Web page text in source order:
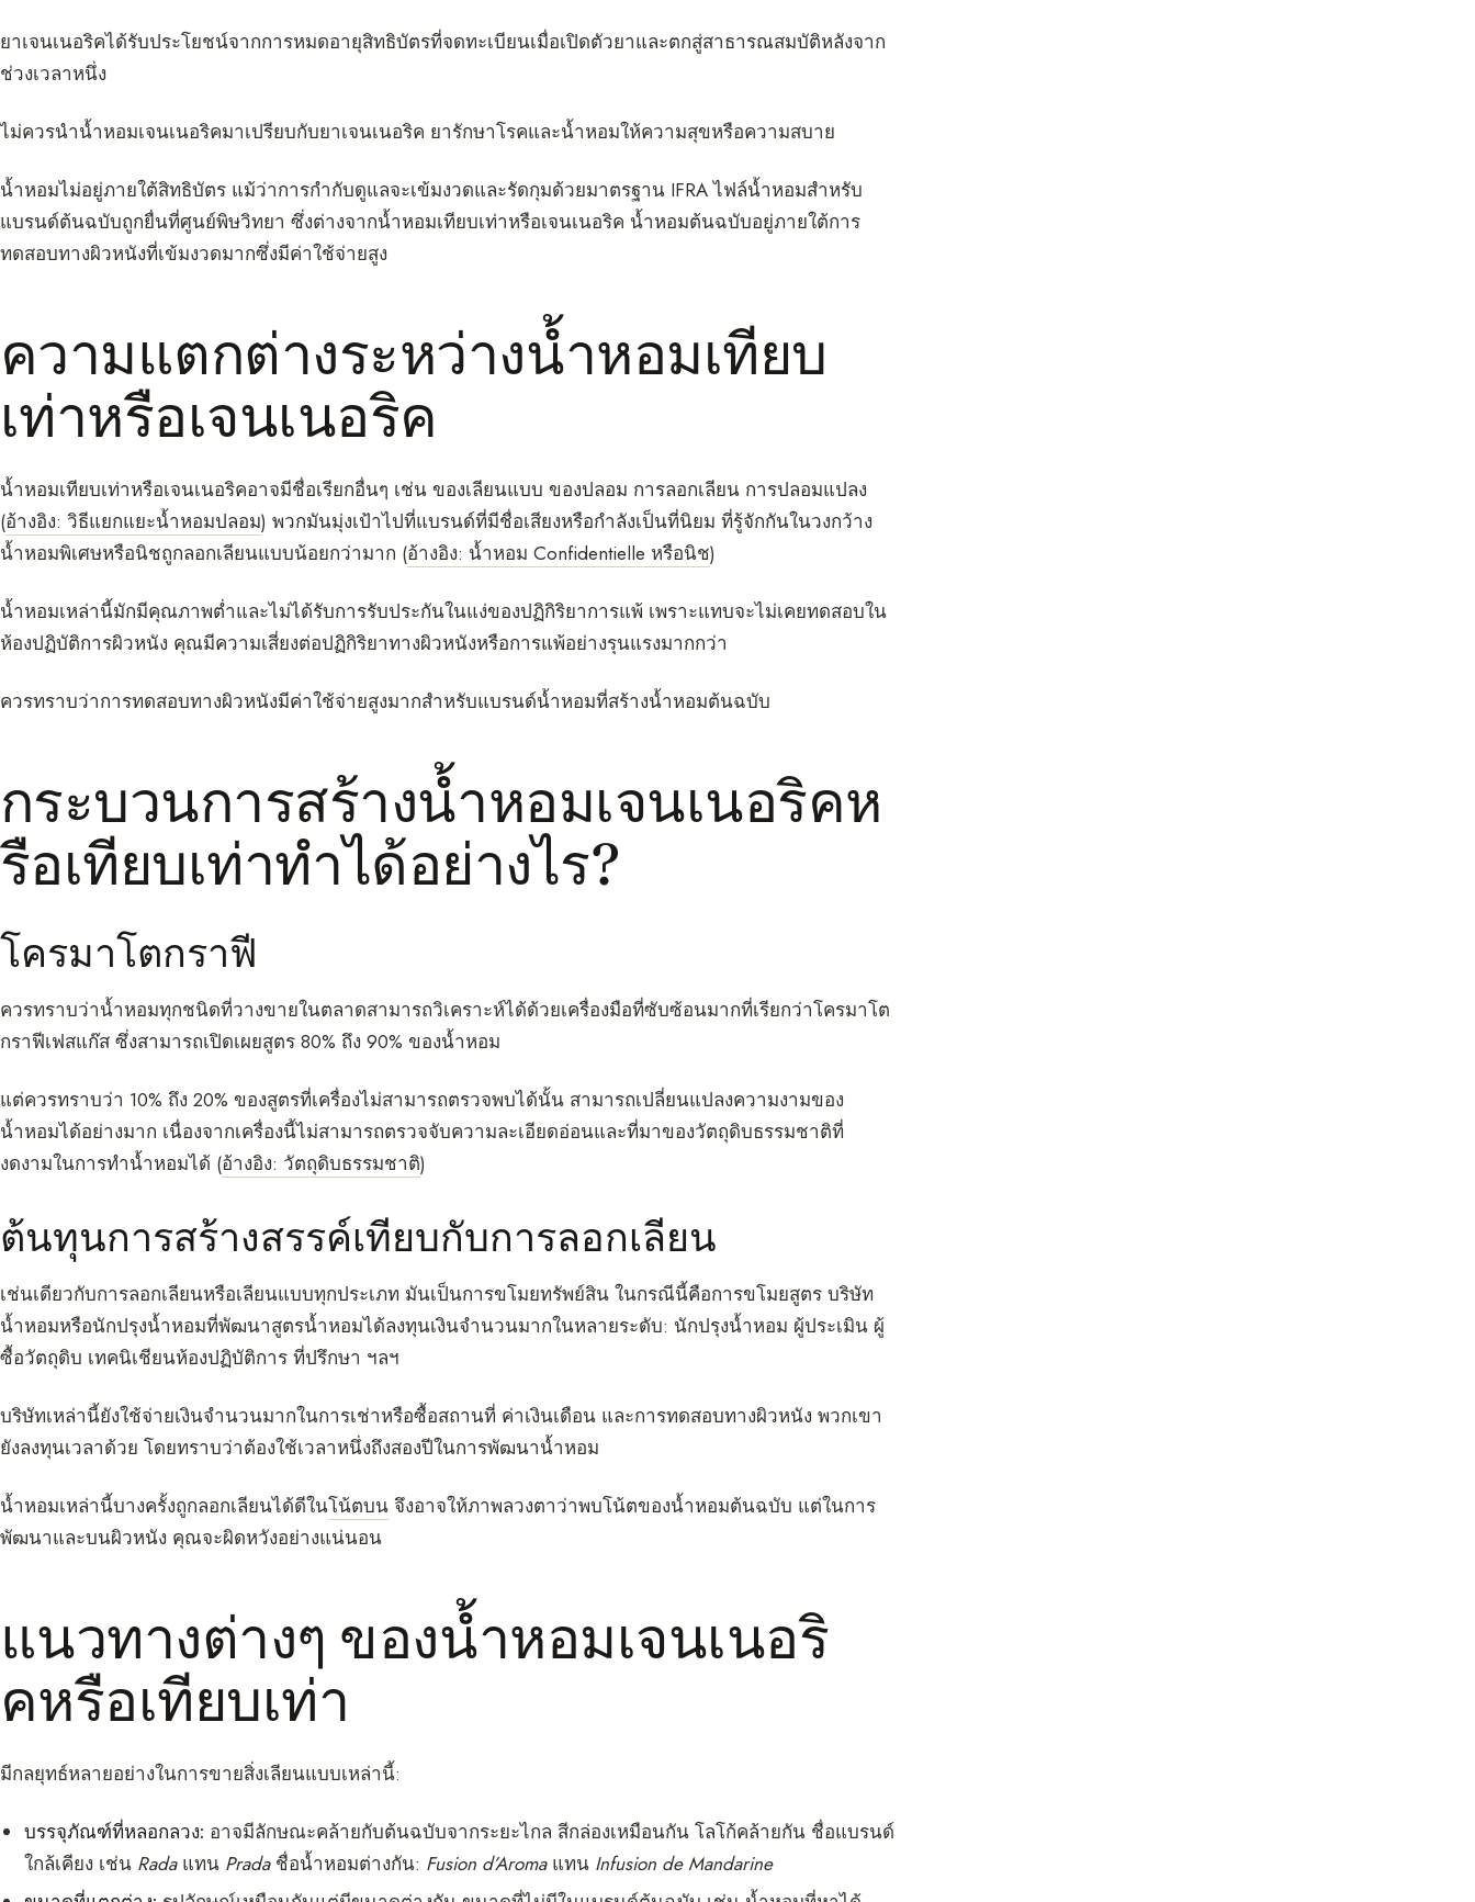
ยาเจนเนอริคได้รับประโยชน์จากการหมดอายุสิทธิบัตรที่จดทะเบียนเมื่อเปิดตัวยาและตกสู่สาธารณสมบัติหลังจาก
ช่วงเวลาหนึ่ง
ไม่ควรนำน้ำหอมเจนเนอริคมาเปรียบกับยาเจนเนอริค ยารักษาโรคและน้ำหอมให้ความสุขหรือความสบาย
น้ำหอมไม่อยู่ภายใต้สิทธิบัตร แม้ว่าการกำกับดูแลจะเข้มงวดและรัดกุมด้วยมาตรฐาน IFRA ไฟล์น้ำหอมสำหรับ
แบรนด์ต้นฉบับถูกยื่นที่ศูนย์พิษวิทยา ซึ่งต่างจากน้ำหอมเทียบเท่าหรือเจนเนอริค น้ำหอมต้นฉบับอยู่ภายใต้การ
ทดสอบทางผิวหนังที่เข้มงวดมากซึ่งมีค่าใช้จ่ายสูง
ความแตกต่างระหว่างน้ำหอมเทียบ
เท่าหรือเจนเนอริค
น้ำหอมเทียบเท่าหรือเจนเนอริคอาจมีชื่อเรียกอื่นๆ เช่น ของเลียนแบบ ของปลอม การลอกเลียน การปลอมแปลง
(อ้างอิง: วิธีแยกแยะน้ำหอมปลอม) พวกมันมุ่งเป้าไปที่แบรนด์ที่มีชื่อเสียงหรือกำลังเป็นที่นิยม ที่รู้จักกันในวงกว้าง
น้ำหอมพิเศษหรือนิชถูกลอกเลียนแบบน้อยกว่ามาก (อ้างอิง: น้ำหอม Confidentielle หรือนิช)
น้ำหอมเหล่านี้มักมีคุณภาพต่ำและไม่ได้รับการรับประกันในแง่ของปฏิกิริยาการแพ้ เพราะแทบจะไม่เคยทดสอบใน
ห้องปฏิบัติการผิวหนัง คุณมีความเสี่ยงต่อปฏิกิริยาทางผิวหนังหรือการแพ้อย่างรุนแรงมากกว่า
ควรทราบว่าการทดสอบทางผิวหนังมีค่าใช้จ่ายสูงมากสำหรับแบรนด์น้ำหอมที่สร้างน้ำหอมต้นฉบับ
กระบวนการสร้างน้ำหอมเจนเนอริคห
รือเทียบเท่าทำได้อย่างไร?
โครมาโตกราฟี
ควรทราบว่าน้ำหอมทุกชนิดที่วางขายในตลาดสามารถวิเคราะห์ได้ด้วยเครื่องมือที่ซับซ้อนมากที่เรียกว่าโครมาโต
กราฟีเฟสแก๊ส ซึ่งสามารถเปิดเผยสูตร 80% ถึง 90% ของน้ำหอม
แต่ควรทราบว่า 10% ถึง 20% ของสูตรที่เครื่องไม่สามารถตรวจพบได้นั้น สามารถเปลี่ยนแปลงความงามของ
น้ำหอมได้อย่างมาก เนื่องจากเครื่องนี้ไม่สามารถตรวจจับความละเอียดอ่อนและที่มาของวัตถุดิบธรรมชาติที่
งดงามในการทำน้ำหอมได้ (อ้างอิง: วัตถุดิบธรรมชาติ)
ต้นทุนการสร้างสรรค์เทียบกับการลอกเลียน
เช่นเดียวกับการลอกเลียนหรือเลียนแบบทุกประเภท มันเป็นการขโมยทรัพย์สิน ในกรณีนี้คือการขโมยสูตร บริษัท
น้ำหอมหรือนักปรุงน้ำหอมที่พัฒนาสูตรน้ำหอมได้ลงทุนเงินจำนวนมากในหลายระดับ: นักปรุงน้ำหอม ผู้ประเมิน ผู้
ซื้อวัตถุดิบ เทคนิเชียนห้องปฏิบัติการ ที่ปรึกษา ฯลฯ
บริษัทเหล่านี้ยังใช้จ่ายเงินจำนวนมากในการเช่าหรือซื้อสถานที่ ค่าเงินเดือน และการทดสอบทางผิวหนัง พวกเขา
ยังลงทุนเวลาด้วย โดยทราบว่าต้องใช้เวลาหนึ่งถึงสองปีในการพัฒนาน้ำหอม
น้ำหอมเหล่านี้บางครั้งถูกลอกเลียนได้ดีในโน้ตบน จึงอาจให้ภาพลวงตาว่าพบโน้ตของน้ำหอมต้นฉบับ แต่ในการ
พัฒนาและบนผิวหนัง คุณจะผิดหวังอย่างแน่นอน
แนวทางต่างๆ ของน้ำหอมเจนเนอริ
คหรือเทียบเท่า
มีกลยุทธ์หลายอย่างในการขายสิ่งเลียนแบบเหล่านี้:
บรรจุภัณฑ์ที่หลอกลวง: อาจมีลักษณะคล้ายกับต้นฉบับจากระยะไกล สีกล่องเหมือนกัน โลโก้คล้ายกัน ชื่อแบรนด์
ใกล้เคียง เช่น Radaแทน Pradaชื่อน้ำหอมต่างกัน: Fusion d’Aromaแทน Infusion de Mandarine